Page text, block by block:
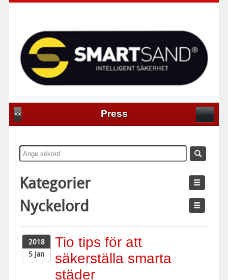
<< Press
Kategorier
Nyckelord
2018
5 Jan
Tio tips för att
säkerställa smarta
städer